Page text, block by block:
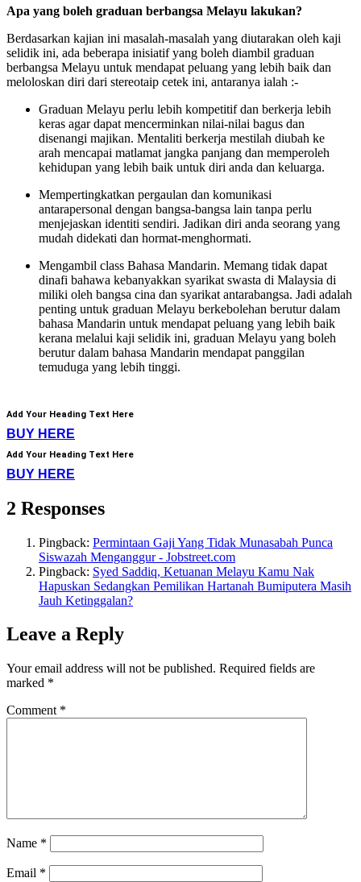
Apa yang boleh graduan berbangsa Melayu lakukan?
Berdasarkan kajian ini masalah-masalah yang diutarakan oleh kaji
selidik ini, ada beberapa inisiatif yang boleh diambil graduan
berbangsa Melayu untuk mendapat peluang yang lebih baik dan
meloloskan diri dari stereotaip cetek ini, antaranya ialah :-
Graduan Melayu perlu lebih kompetitif dan berkerja lebih
keras agar dapat mencerminkan nilai-nilai bagus dan
disenangi majikan. Mentaliti berkerja mestilah diubah ke
arah mencapai matlamat jangka panjang dan memperoleh
kehidupan yang lebih baik untuk diri anda dan keluarga.
Mempertingkatkan pergaulan dan komunikasi
antarapersonal dengan bangsa-bangsa lain tanpa perlu
menjejaskan identiti sendiri. Jadikan diri anda seorang yang
mudah didekati dan hormat-menghormati.
Mengambil class Bahasa Mandarin. Memang tidak dapat
dinafi bahawa kebanyakkan syarikat swasta di Malaysia di
miliki oleh bangsa cina dan syarikat antarabangsa. Jadi adalah
penting untuk graduan Melayu berkebolehan berutur dalam
bahasa Mandarin untuk mendapat peluang yang lebih baik
kerana melalui kaji selidik ini, graduan Melayu yang boleh
berutur dalam bahasa Mandarin mendapat panggilan
temuduga yang lebih tinggi.
Add Your Heading Text Here
BUY HERE
Add Your Heading Text Here
BUY HERE
2 Responses
Pingback: Permintaan Gaji Yang Tidak Munasabah Punca
Siswazah Menganggur - Jobstreet.com
Pingback: Syed Saddiq, Ketuanan Melayu Kamu Nak
Hapuskan Sedangkan Pemilikan Hartanah Bumiputera Masih
Jauh Ketinggalan?
Leave a Reply
Your email address will not be published. Required fields are
marked *
Comment *
Name *
Email *